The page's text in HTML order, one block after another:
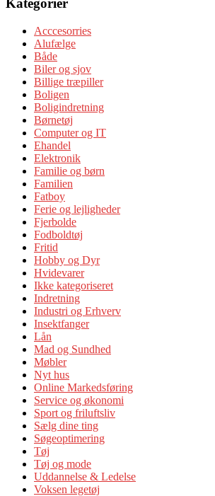
Kategorier
Acccesorries
Alufælge
Både
Biler og sjov
Billige træpiller
Boligen
Boligindretning
Børnetøj
Computer og IT
Ehandel
Elektronik
Familie og børn
Familien
Fatboy
Ferie og lejligheder
Fjerbolde
Fodboldtøj
Fritid
Hobby og Dyr
Hvidevarer
Ikke kategoriseret
Indretning
Industri og Erhverv
Insektfanger
Lån
Mad og Sundhed
Møbler
Nyt hus
Online Markedsføring
Service og økonomi
Sport og friluftsliv
Sælg dine ting
Søgeoptimering
Tøj
Tøj og mode
Uddannelse & Ledelse
Voksen legetøj